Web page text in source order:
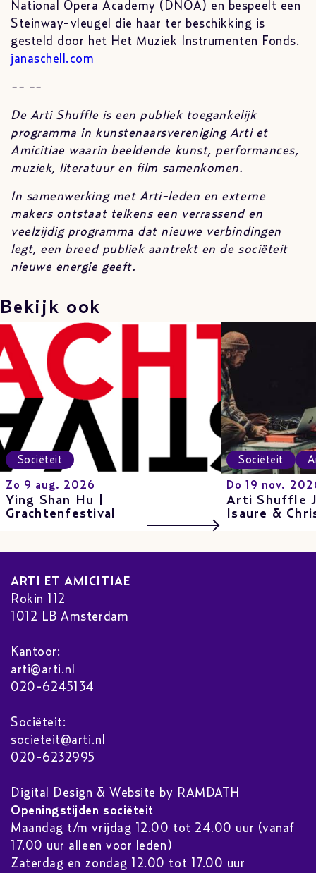
National Opera Academy (DNOA) en bespeelt een
Steinway-vleugel die haar ter beschikking is
gesteld door het Het Muziek Instrumenten Fonds.
janaschell.com
-- --
De Arti Shuffle is een publiek toegankelijk
programma in kunstenaarsvereniging Arti et
Amicitiae waarin beeldende kunst, performances,
muziek, literatuur en film samenkomen.
In samenwerking met Arti-leden en externe
makers ontstaat telkens een verrassend en
veelzijdig programma dat nieuwe verbindingen
legt, een breed publiek aantrekt en de sociëteit
nieuwe energie geeft.
Bekijk ook
Sociëteit
Zo 9 aug. 2026
Ying Shan Hu |
Grachtenfestival
Sociëteit
Do 19 nov.
Arti Shuffle
Isaure &
ARTI ET AMICITIAE
Rokin 112
1012 LB Amsterdam
Kantoor:
arti@arti.nl
020-6245134
Sociëteit:
societeit@arti.nl
020-6232995
Digital Design & Website by RAMDATH
Openingstijden sociëteit
Maandag t/m vrijdag 12.00 tot 24.00 uur (vanaf
17.00 uur alleen voor leden)
Zaterdag en zondag 12.00 tot 17.00 uur